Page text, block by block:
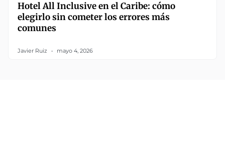
Hotel All Inclusive en el Caribe: cómo
elegirlo sin cometer los errores más
comunes
Javier Ruiz mayo 4, 2026